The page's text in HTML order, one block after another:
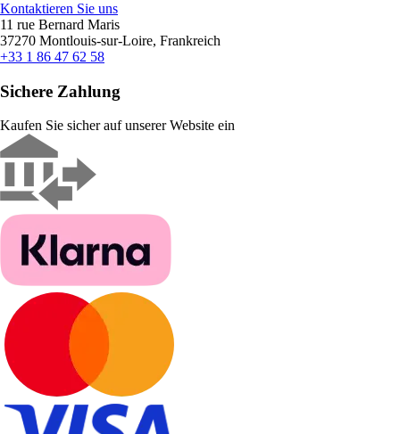
Kontaktieren Sie uns
11 rue Bernard Maris
37270 Montlouis-sur-Loire, Frankreich
+33 1 86 47 62 58
Sichere Zahlung
Kaufen Sie sicher auf unserer Website ein